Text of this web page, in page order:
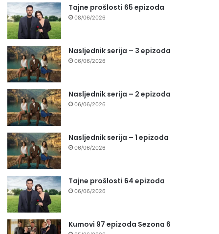
Tajne prošlosti 65 epizoda
08/06/2026
Nasljednik serija – 3 epizoda
06/06/2026
Nasljednik serija – 2 epizoda
06/06/2026
Nasljednik serija – 1 epizoda
06/06/2026
Tajne prošlosti 64 epizoda
06/06/2026
Kumovi 97 epizoda Sezona 6